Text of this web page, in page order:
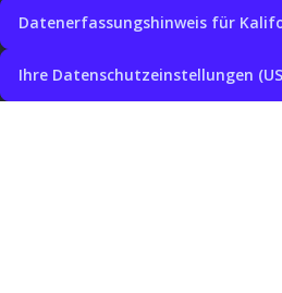
Datenerfassungshinweis für
Ihre Datenschutzeinstellungen